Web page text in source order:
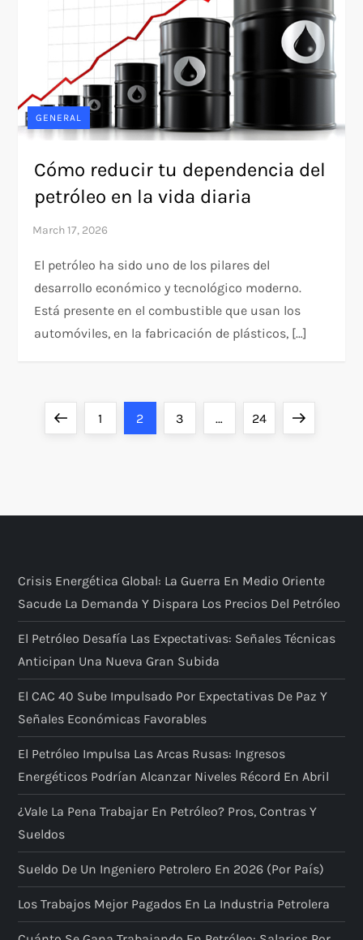
GENERAL
Cómo reducir tu dependencia del
petróleo en la vida diaria
El petróleo ha sido uno de los pilares del
desarrollo económico y tecnológico moderno.
Está presente en el combustible que usan los
automóviles, en la fabricación de plásticos, […]
s
p
a
g
i
n
a
t
i
o
PreviousPage
1 Page
2 Page
3 … Page
24 Next
Crisis Energética Global: La Guerra En Medio Oriente
Sacude La Demanda Y Dispara Los Precios Del Petróleo
El Petróleo Desafía Las Expectativas: Señales Técnicas
Anticipan Una Nueva Gran Subida
El CAC 40 Sube Impulsado Por Expectativas De Paz Y
Señales Económicas Favorables
El Petróleo Impulsa Las Arcas Rusas: Ingresos
Energéticos Podrían Alcanzar Niveles Récord En Abril
¿Vale La Pena Trabajar En Petróleo? Pros, Contras Y
Sueldos
Sueldo De Un Ingeniero Petrolero En 2026 (por País)
Los Trabajos Mejor Pagados En La Industria Petrolera